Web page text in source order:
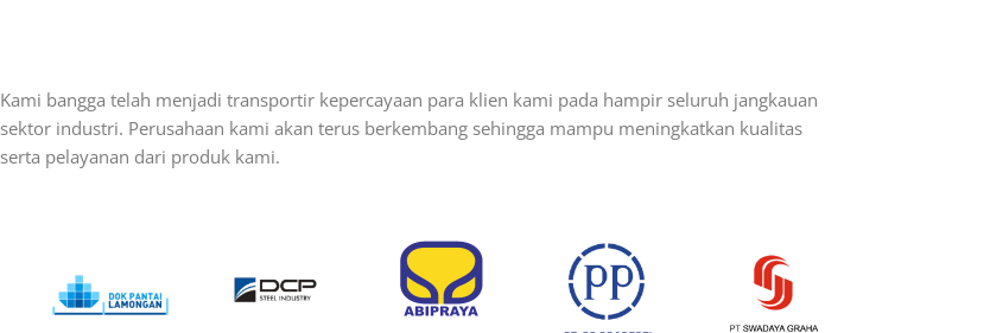
Kami bangga telah menjadi transportir kepercayaan para klien kami pada hampir seluruh jangkauan
sektor industri. Perusahaan kami akan terus berkembang sehingga mampu meningkatkan kualitas
serta pelayanan dari produk kami.